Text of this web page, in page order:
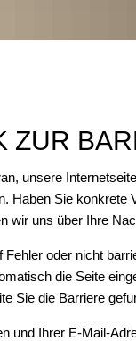
ZUR
unsere
Haben Sie konkrete
wir uns über Ihre
Fehler oder nicht
die Seite
Sie die Barriere
und Ihrer E-Mail-